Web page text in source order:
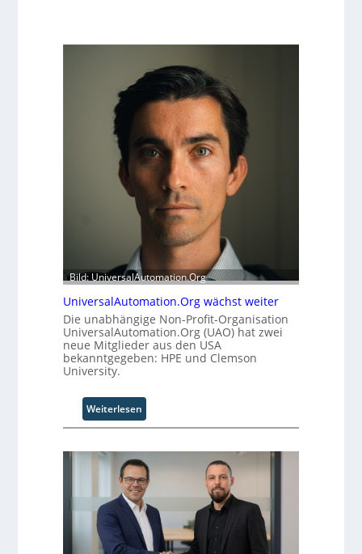
Bild: UniversalAutomation.Org
UniversalAutomation.Org wächst weiter
Die unabhängige Non-Profit-Organisation
UniversalAutomation.Org (UAO) hat zwei
neue Mitglieder aus den USA
bekanntgegeben: HPE und Clemson
University.
Weiterlesen
U
i
v
e
r
s
a
l